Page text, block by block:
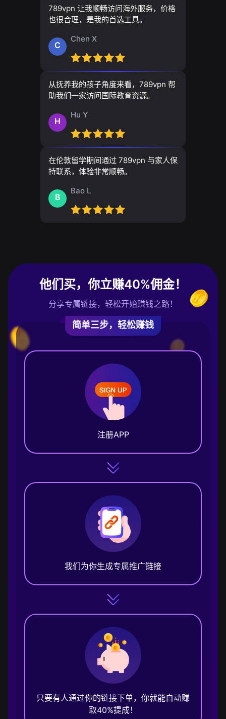
789vpn 让我顺畅访问海外服务，价格
也很合理，是我的首选工具。
C
Chen X
从抚养我的孩子角度来看，789vpn 帮
助我们一家访问国际教育资源。
H
Hu Y
在伦敦留学期间通过 789vpn 与家人保
持联系，体验非常顺畅。
B
Bao L
他们买，你立赚40%佣金！
分享专属链接，轻松开始赚钱之路！
简单三步，轻松赚钱
注册APP
我们为你生成专属推广链接
只要有人通过你的链接下单，你就能自动赚
取40%提成！